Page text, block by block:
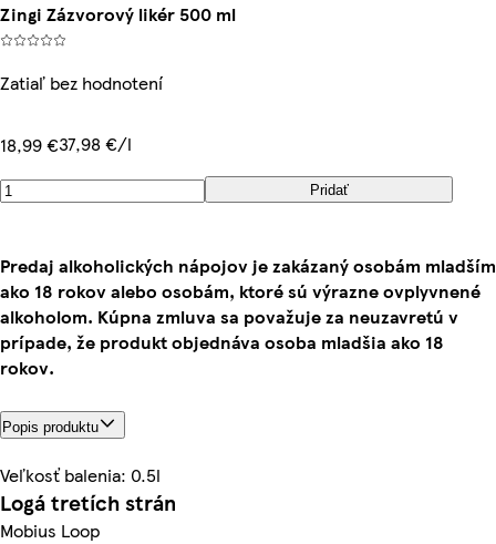
Zingi Zázvorový likér 500 ml
Zatiaľ bez hodnotení
18,99 €37,98 €/l
Pridať
Predaj alkoholických nápojov je zakázaný osobám mladším
ako 18 rokov alebo osobám, ktoré sú výrazne ovplyvnené
alkoholom. Kúpna zmluva sa považuje za neuzavretú v
prípade, že produkt objednáva osoba mladšia ako 18
rokov.
Popis produktu
Veľkosť balenia: 0.5l
Logá tretích strán
Mobius Loop